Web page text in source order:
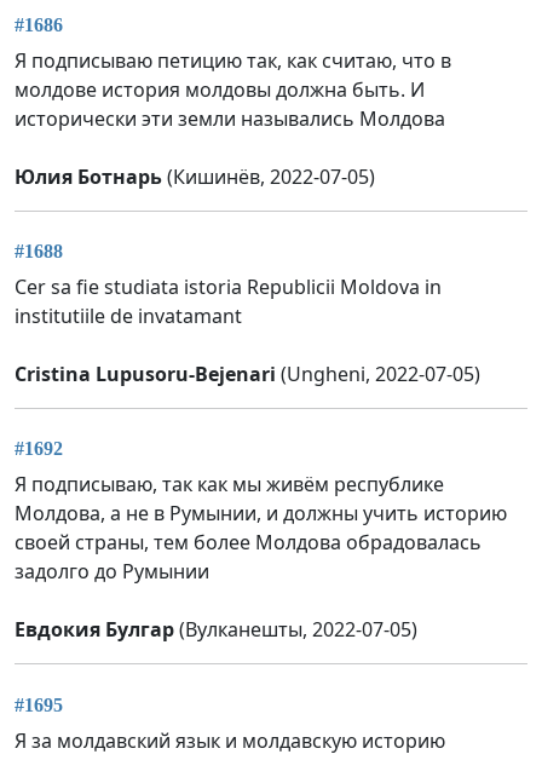
#1686
Я подписываю петицию так, как считаю, что в
молдове история молдовы должна быть. И
исторически эти земли назывались Молдова
Юлия Ботнарь(Кишинёв, 2022-07-05)
#1688
Cer sa fie studiata istoria Republicii Moldova in
institutiile de invatamant
Cristina Lupusoru-Bejenari (Ungheni, 2022-07-05)
#1692
Я подписываю, так как мы живём республике
Молдова, а не в Румынии, и должны учить историю
своей страны, тем более Молдова обрадовалась
задолго до Румынии
Евдокия Булгар(Вулканешты, 2022-07-05)
#1695
Я за молдавский язык и молдавскую историю